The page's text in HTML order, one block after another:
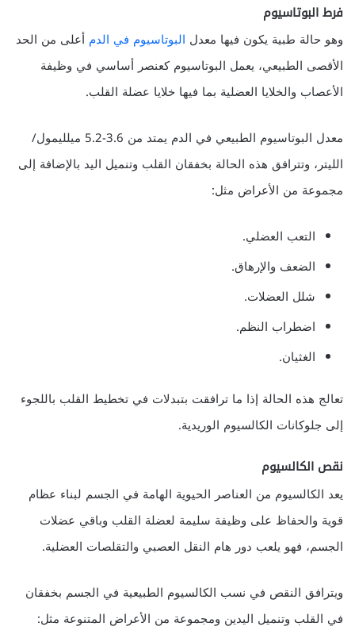
فرط البوتاسيوم
وهو حالة طبية يكون فيها معدل البوتاسيوم في الدم أعلى من الحد
الأقصى الطبيعي، يعمل البوتاسيوم كعنصر أساسي في وظيفة
الأعصاب والخلايا العضلية بما فيها خلايا عضلة القلب.
معدل البوتاسيوم الطبيعي في الدم يمتد من 3.6-5.2 ميلليمول/
الليتر، وتترافق هذه الحالة بخفقان القلب وتنميل اليد بالإضافة إلى
مجموعة من الأعراض مثل:
التعب العضلي.
الضعف والإرهاق.
شلل العضلات.
اضطراب النظم.
الغثيان.
تعالج هذه الحالة إذا ما ترافقت بتبدلات في تخطيط القلب باللجوء
إلى جلوكانات الكالسيوم الوريدية.
نقص الكالسيوم
يعد الكالسيوم من العناصر الحيوية الهامة في الجسم لبناء عظام
قوية والحفاظ على وظيفة سليمة لعضلة القلب وباقي عضلات
الجسم، فهو يلعب دور هام النقل العصبي والتقلصات العضلية.
ويترافق النقص في نسب الكالسيوم الطبيعية في الجسم بخفقان
في القلب وتنميل اليدين ومجموعة من الأعراض المتنوعة مثل: